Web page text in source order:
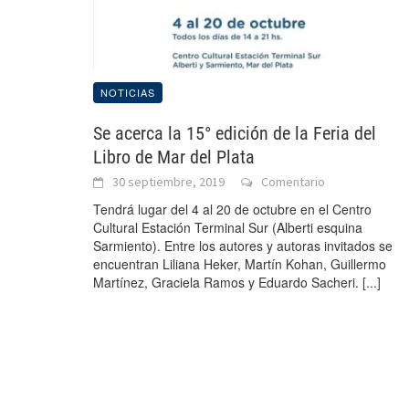
NOTICIAS
Se acerca la 15° edición de la Feria del
Libro de Mar del Plata
30 septiembre, 2019 Comentario
Tendrá lugar del 4 al 20 de octubre en el Centro
Cultural Estación Terminal Sur (Alberti esquina
Sarmiento). Entre los autores y autoras invitados se
encuentran Liliana Heker, Martín Kohan, Guillermo
Martínez, Graciela Ramos y Eduardo Sacheri. [...]